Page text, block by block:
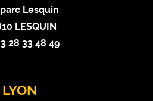
Lesquin
LESQUIN
28 33 48 49
LYON